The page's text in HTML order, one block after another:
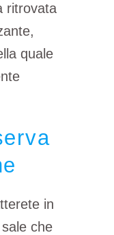
ritrovata
quale
in
che